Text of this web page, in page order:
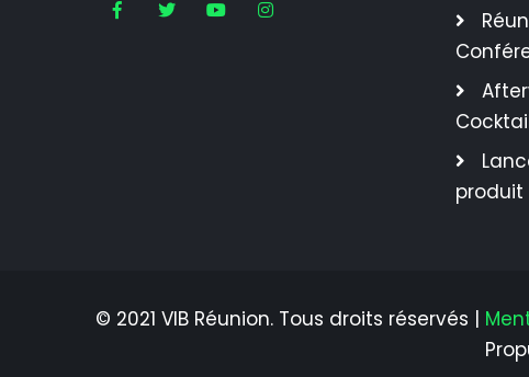
produit
© 2021 VIB Réunion. Tous droits réservés |